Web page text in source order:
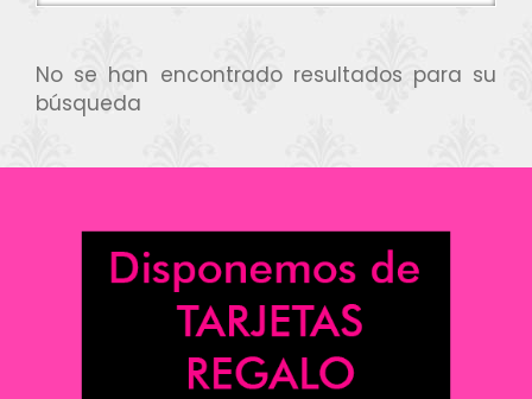
No se han encontrado resultados para su
búsqueda